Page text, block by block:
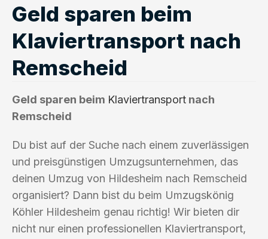
Geld sparen beim
Klaviertransport nach
Remscheid
Geld sparen beim Klaviertransport nach
Remscheid
Du bist auf der Suche nach einem zuverlässigen
und preisgünstigen Umzugsunternehmen, das
deinen Umzug von Hildesheim nach Remscheid
organisiert? Dann bist du beim Umzugskönig
Köhler Hildesheim genau richtig! Wir bieten dir
nicht nur einen professionellen Klaviertransport,